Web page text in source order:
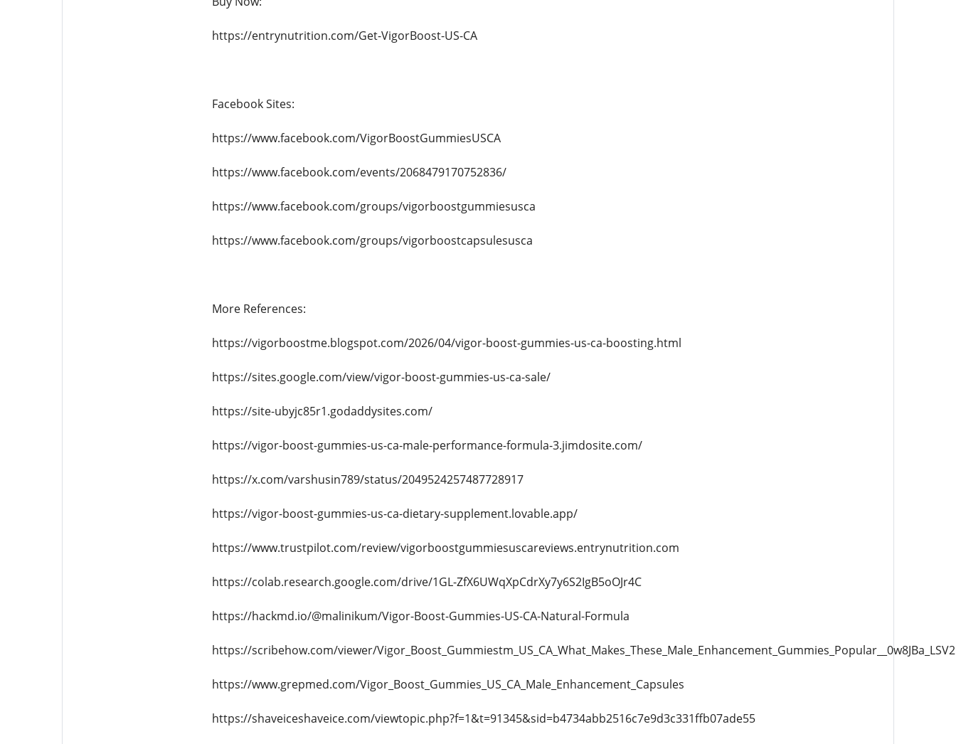
https://entrynutrition.com/Get-VigorBoost-US-CA
Facebook Sites:
https://www.facebook.com/VigorBoostGummiesUSCA
https://www.facebook.com/events/2068479170752836/
https://www.facebook.com/groups/vigorboostgummiesusca
https://www.facebook.com/groups/vigorboostcapsulesusca
More References:
https://vigorboostme.blogspot.com/2026/04/vigor-boost-gummies-us-ca-boosting.html
https://sites.google.com/view/vigor-boost-gummies-us-ca-sale/
https://site-ubyjc85r1.godaddysites.com/
https://vigor-boost-gummies-us-ca-male-performance-formula-3.jimdosite.com/
https://x.com/varshusin789/status/2049524257487728917
https://vigor-boost-gummies-us-ca-dietary-supplement.lovable.app/
https://www.trustpilot.com/review/vigorboostgummiesuscareviews.entrynutrition.com
https://colab.research.google.com/drive/1GL-ZfX6UWqXpCdrXy7y6S2IgB5oOJr4C
https://hackmd.io/@malinikum/Vigor-Boost-Gummies-US-CA-Natural-Formula
https://scribehow.com/viewer/
https://www.grepmed.com/Vigor_Boost_Gummies_US_CA_Male_Enhancement_Capsules
https://shaveiceshaveice.com/viewtopic.php?f=1&t=91345&sid=b4734abb2516c7e9d3c331ffb07ade55